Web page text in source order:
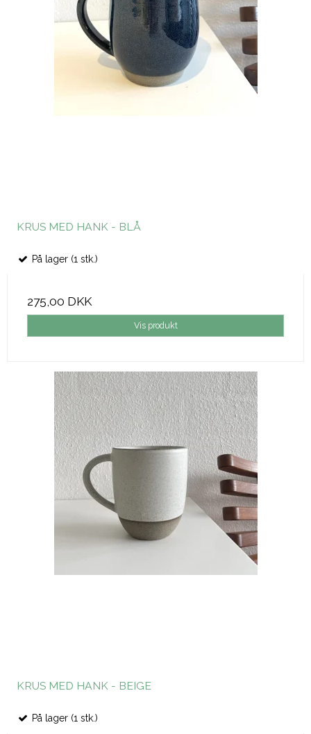
KRUS MED HANK - BLÅ
På lager (1 stk.)
275,00 DKK
Vis produkt
KRUS MED HANK - BEIGE
På lager (1 stk.)